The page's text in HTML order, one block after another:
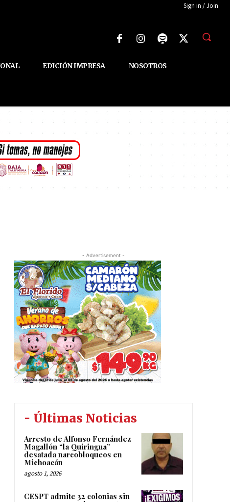
Sign in / Join
EDICIÓN IMPRESA NOSOTROS
- Advertisement -
- Últimas Noticias
Arresto de Alfonso Fernández
Magallón “la Quiringua”
desatada narcobloqueos en
Michoacán
agosto 1, 2026
CESPT admite 32 colonias sin